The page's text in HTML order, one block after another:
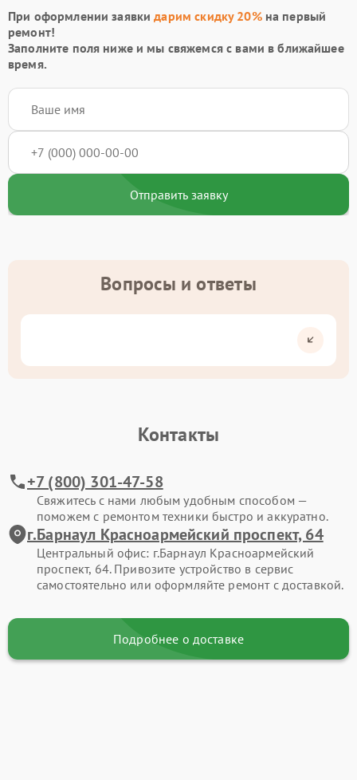
При оформлении заявкидарим скидку 20%на первый
ремонт!
Заполните поля ниже и мы свяжемся с вами в ближайшее
время.
Отправить заявку
Вопросы и ответы
Контакты
+7 (800) 301-47-58
Свяжитесь с нами любым удобным способом —
поможем с ремонтом техники быстро и аккуратно.
г.Барнаул Красноармейский проспект, 64
Центральный офис: г.Барнаул Красноармейский
проспект, 64. Привозите устройство в сервис
самостоятельно или оформляйте ремонт с доставкой.
Подробнее о доставке